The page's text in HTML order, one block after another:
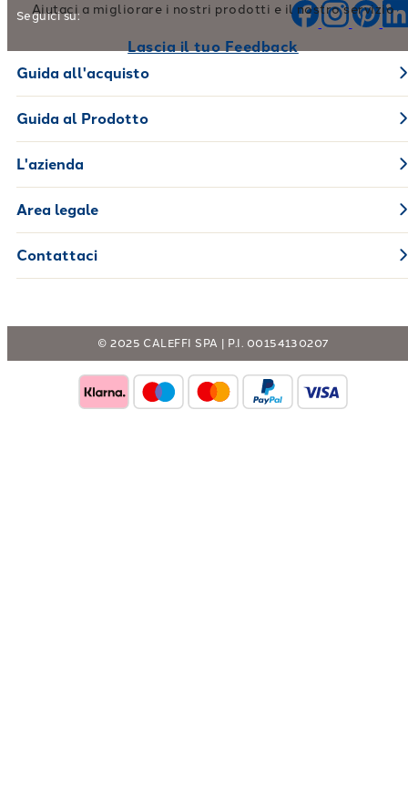
Aiutaci a migliorare i nostri prodotti e il nostro servizio
Lascia il tuo Feedback
Seguici su:
Guida all'acquisto
Guida al Prodotto
L'azienda
Area legale
Contattaci
© 2025 CALEFFI SPA | P.I. 00154130207